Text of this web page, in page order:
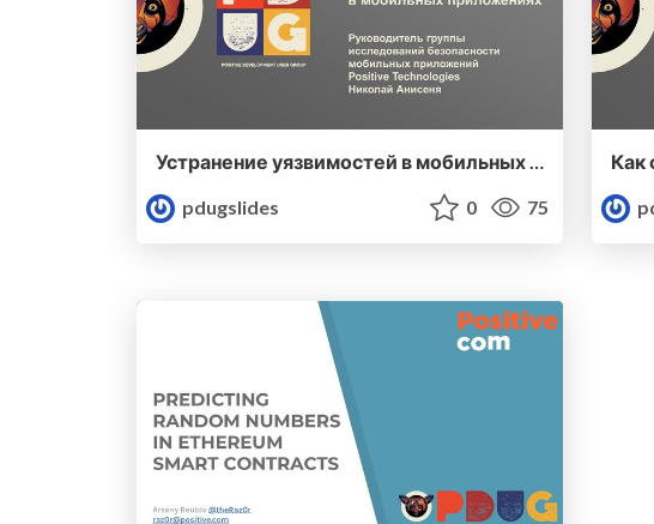
Устранение уязвимостей в мобильных приложениях
pdugslides
0 75